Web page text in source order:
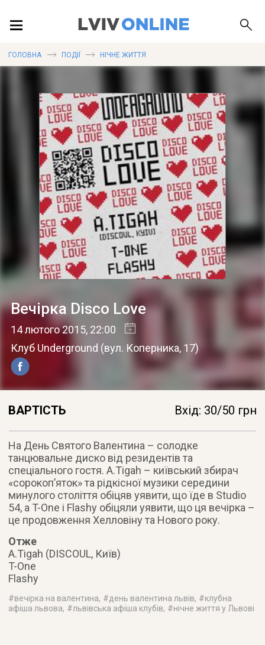
ПУБЛІКАЦІЇ
ДОВІДКА
ГОЛОВНА ПОДІЇ НІЧНЕ ЖИТТЯ
Вечірка Disco Love
14 лютого 2015, 22:00
Клуб Underground (вул. Коперника, 17)
ВАРТІСТЬ Вхід: 30/50 грн
На День Святого Валентина – солодке
танцювальне диско від резидентів та
спеціального гостя. A.Tigah – київський збирач
«сорокоп’яток» та рідкісної музики середини
минулого століття обіцяв уявити, що їде в Studio
54, а T-One i Flashy обіцяли уявити, що ця вечірка –
це продовження Хелловіну та Нового року.
Отже
A.Tigah (DISCOUL, Київ)
T-One
Flashy
#вечірка на валентина, #день валентина львів, #клубна
афіша львова, #львівська афіша клубів, #нічне життя у Львові